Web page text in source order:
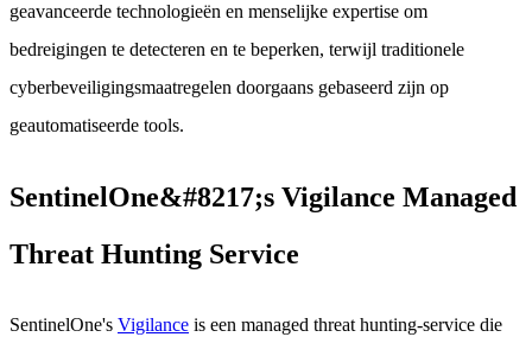
geavanceerde technologieën en menselijke expertise om
bedreigingen te detecteren en te beperken, terwijl traditionele
cyberbeveiligingsmaatregelen doorgaans gebaseerd zijn op
geautomatiseerde tools.
SentinelOne&#8217;s Vigilance Managed
Threat Hunting Service
SentinelOne's Vigilance is een managed threat hunting-service die